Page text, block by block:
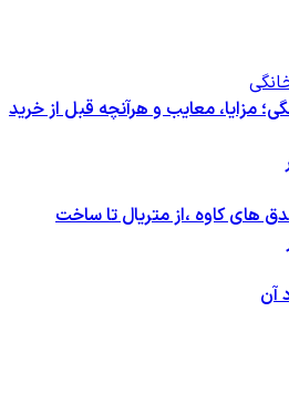
مزایا، معایب و هرآنچه قبل از خرید
های کاوه ،از متریال تا ساخت
آن